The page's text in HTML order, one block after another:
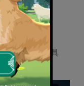
可兌換稀有道具